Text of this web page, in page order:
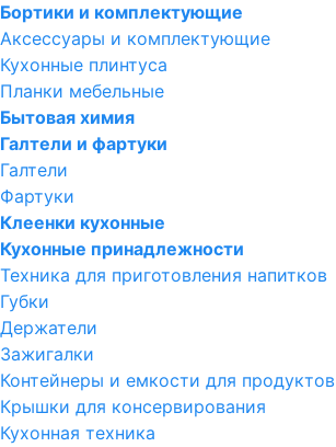
Бортики и комплектующие
Аксессуары и комплектующие
Кухонные плинтуса
Планки мебельные
Бытовая химия
Галтели и фартуки
Галтели
Фартуки
Клеенки кухонные
Кухонные принадлежности
Техника для приготовления напитков
Губки
Держатели
Зажигалки
Контейнеры и емкости для продуктов
Крышки для консервирования
Кухонная техника